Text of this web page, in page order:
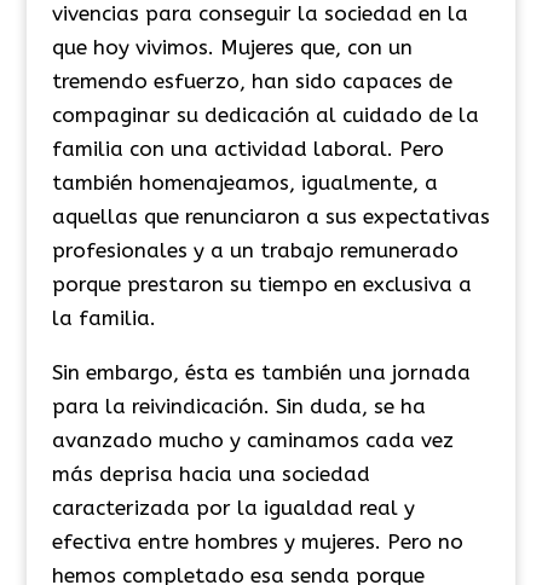
vivencias para conseguir la sociedad en la
que hoy vivimos. Mujeres que, con un
tremendo esfuerzo, han sido capaces de
compaginar su dedicación al cuidado de la
familia con una actividad laboral. Pero
también homenajeamos, igualmente, a
aquellas que renunciaron a sus expectativas
profesionales y a un trabajo remunerado
porque prestaron su tiempo en exclusiva a
la familia.
Sin embargo, ésta es también una jornada
para la reivindicación. Sin duda, se ha
avanzado mucho y caminamos cada vez
más deprisa hacia una sociedad
caracterizada por la igualdad real y
efectiva entre hombres y mujeres. Pero no
hemos completado esa senda porque